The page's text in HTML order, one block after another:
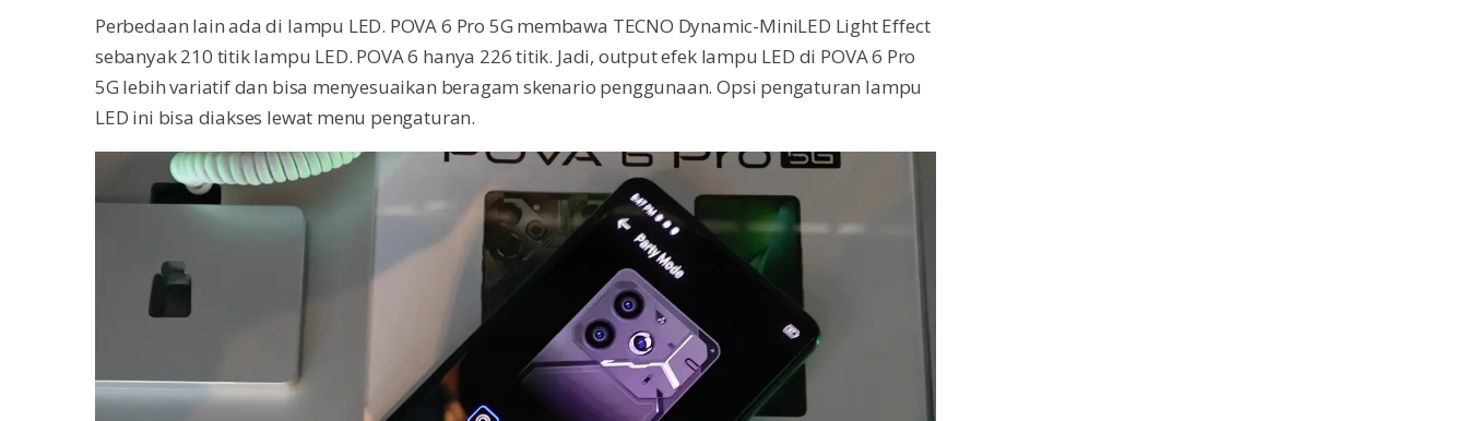
Perbedaan lain ada di lampu LED. POVA 6 Pro 5G membawa TECNO Dynamic-MiniLED Light Effect
sebanyak 210 titik lampu LED. POVA 6 hanya 226 titik. Jadi, output efek lampu LED di POVA 6 Pro
5G lebih variatif dan bisa menyesuaikan beragam skenario penggunaan. Opsi pengaturan lampu
LED ini bisa diakses lewat menu pengaturan.